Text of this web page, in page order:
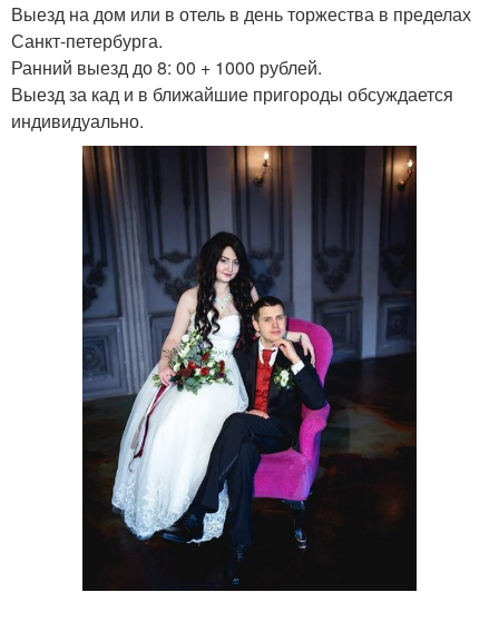
Выезд на дом или в отель в день торжества в пределах
Санкт-петербурга.
Ранний выезд до 8: 00 + 1000 рублей.
Выезд за кад и в ближайшие пригороды обсуждается
индивидуально.